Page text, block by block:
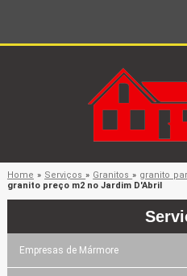
Home » Serviços» Granitos» granito
granito preço m2 no Jardim D'Abril
Empresas de Mármore